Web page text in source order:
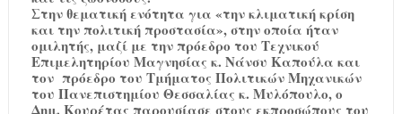
Στην θεματική ενότητα για «την κλιματική κρίση
και την πολιτική προστασία», στην οποία ήταν
ομιλητής, μαζί με την πρόεδρο του Τεχνικού
Επιμελητηρίου Μαγνησίας κ. Νάνσυ Καπούλα και
τον πρόεδρο του Τμήματος Πολιτικών Μηχανικών
του Πανεπιστημίου Θεσσαλίας κ. Μυλόπουλο, ο
Δημ. Κουρέτας παρουσίασε στους εκπροσώπους του